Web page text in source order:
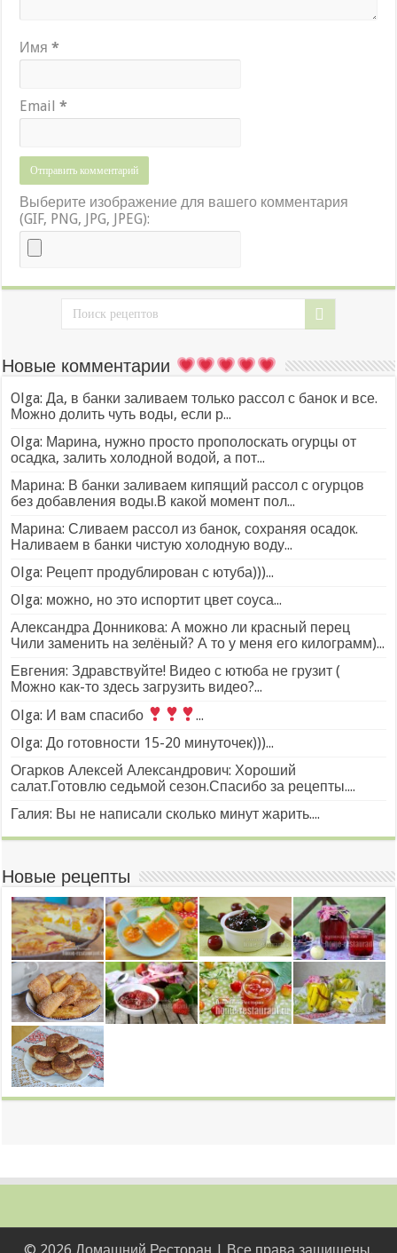
Имя*
Email*
Выберите изображение для вашего комментария
(GIF, PNG, JPG, JPEG):
Новые комментарии
Olga: Да, в банки заливаем только рассол с банок и все.
Можно долить чуть воды, если р...
Olga: Марина, нужно просто прополоскать огурцы от
осадка, залить холодной водой, а пот...
Марина: В банки заливаем кипящий рассол с огурцов
без добавления воды.В какой момент пол...
Марина: Сливаем рассол из банок, сохраняя осадок.
Наливаем в банки чистую холодную воду...
Olga: Рецепт продублирован с ютуба)))...
Olga: можно, но это испортит цвет соуса...
Александра Донникова: А можно ли красный перец
Чили заменить на зелёный? А то у меня его килограмм)...
Евгения: Здравствуйте! Видео с ютюба не грузит (
Можно как-то здесь загрузить видео?...
Olga: И вам спасибо
...
Olga: До готовности 15-20 минуточек)))...
Огарков Алексей Александрович: Хороший
салат.Готовлю седьмой сезон.Спасибо за рецепты....
Галия: Вы не написали сколько минут жарить....
Новые рецепты